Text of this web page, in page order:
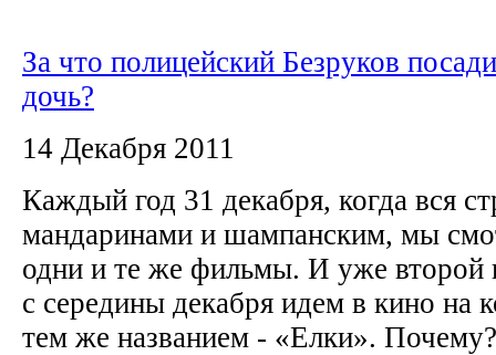
За что полицейский Безруков
дочь?
14 Декабря 2011
Каждый год 31 декабря, когда вся
мандаринами и шампанским, мы
одни и те же фильмы. И уже второй
с середины декабря идем в кино на
тем же названием - «Елки».